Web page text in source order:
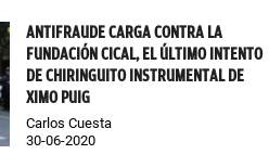
ANTIFRAUDE CARGA CONTRA LA
FUNDACIÓN CICAL, EL ÚLTIMO INTENTO
DE CHIRINGUITO INSTRUMENTAL DE
XIMO PUIG
Carlos Cuesta
30-06-2020